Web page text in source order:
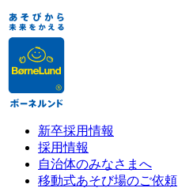
新卒採用情報
採用情報
自治体のみなさまへ
移動式あそび場のご依頼